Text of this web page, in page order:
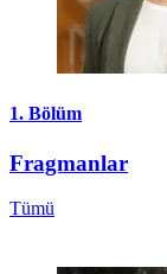
1. Bölüm
Fragmanlar
Tümü